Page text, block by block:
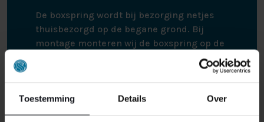
Toestemming Details Over
lichaam kan vormen, dit ter hoogte van uw rug, heupen
en schouders. Doordat de pocketvering matrassen zijn
afgedekt met HR-40 koudschuim, beschikken zij over
uitstekende ventilatie. Deze matrassen zijn
mensen van 85kg of minder, en het firm matras voor
De boxspring wordt bij bezorging netjes
thuisbezorgd op de begane grond. Bij
montage monteren wij de boxspring op de
gewenste plek. Hierna nemen wij alle
verpakking materialen weer mee terug,
boxspring zit netjes verpakt in karton en
plastic om eventuele schade te voorkomen.